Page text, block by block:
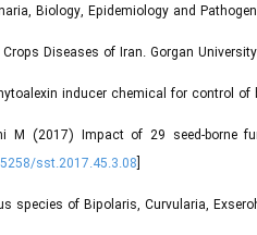
Biology, Epidemiology and
Diseases of Iran. Gorgan
inducer chemical for control
M (2017) Impact of 29 seed-borne
sst.2017.45.3.08]
species of Bipolaris, Curvularia,